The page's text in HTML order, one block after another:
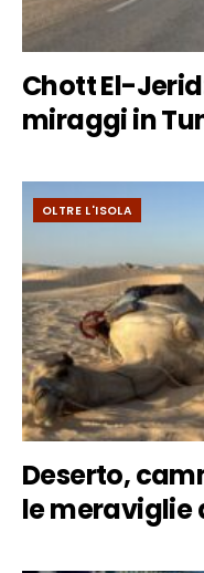
Chott El-
miraggi in
OLTRE L'ISOLA
Deserto,
le meraviglie